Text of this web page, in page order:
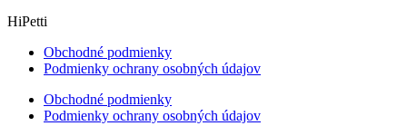
HiPetti
Obchodné podmienky
Podmienky ochrany osobných údajov
Obchodné podmienky
Podmienky ochrany osobných údajov